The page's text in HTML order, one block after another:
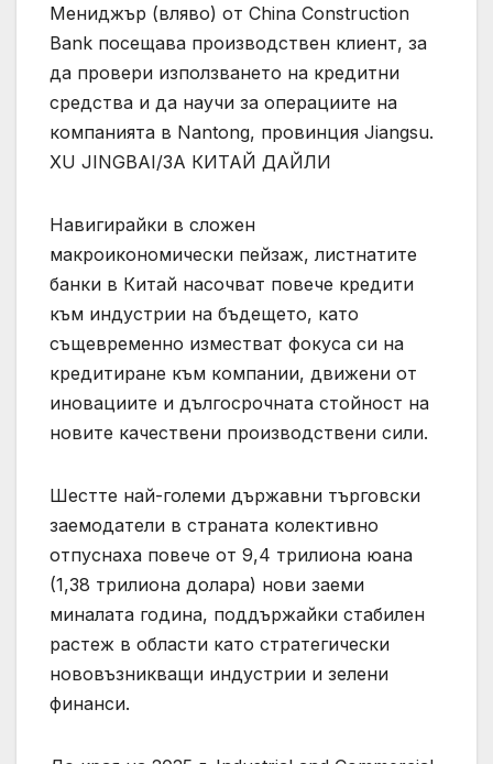
Мениджър (вляво) от China Construction
Bank посещава производствен клиент, за
да провери използването на кредитни
средства и да научи за операциите на
компанията в Nantong, провинция Jiangsu.
XU JINGBAI/ЗА КИТАЙ ДАЙЛИ
Навигирайки в сложен
макроикономически пейзаж, листнатите
банки в Китай насочват повече кредити
към индустрии на бъдещето, като
същевременно изместват фокуса си на
кредитиране към компании, движени от
иновациите и дългосрочната стойност на
новите качествени производствени сили.
Шестте най-големи държавни търговски
заемодатели в страната колективно
отпуснаха повече от 9,4 трилиона юана
(1,38 трилиона долара) нови заеми
миналата година, поддържайки стабилен
растеж в области като стратегически
нововъзникващи индустрии и зелени
финанси.